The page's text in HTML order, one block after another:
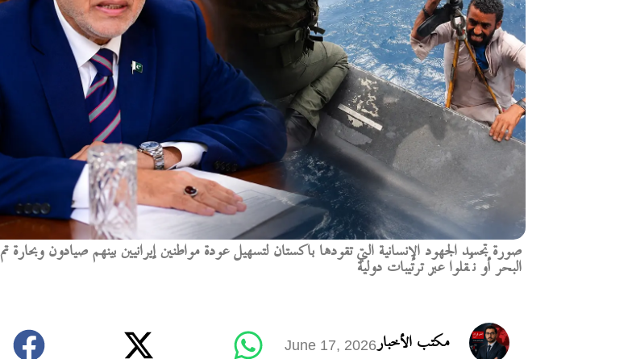
صورة تجسد الجهود الإنسانية التي تقودها باكستان لتسهيل عودة مواطنين إيرانيين بينهم صيادون وبحارة
البحر أو نُقلوا عبر ترتيبات دولية
مكتب الأخبارJune 17, 2026